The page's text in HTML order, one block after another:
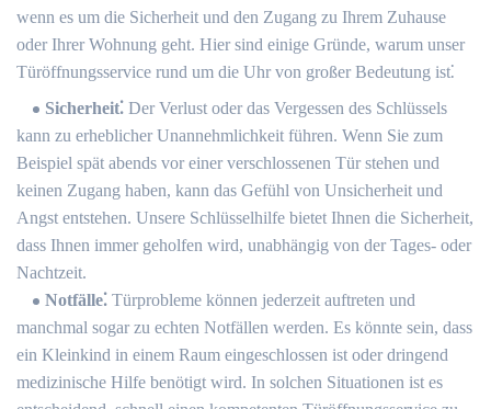
wenn es um die Sicherheit und den Zugang zu Ihrem Zuhause
oder Ihrer Wohnung geht. Hier sind einige Gründe, warum unser
Türöffnungsservice rund um die Uhr von großer Bedeutung ist⁚
Sicherheit⁚ Der Verlust oder das Vergessen des Schlüssels
kann zu erheblicher Unannehmlichkeit führen.​ Wenn Sie zum
Beispiel spät abends vor einer verschlossenen Tür stehen und
keinen Zugang haben, kann das Gefühl von Unsicherheit und
Angst entstehen.​ Unsere Schlüsselhilfe bietet Ihnen die Sicherheit,
dass Ihnen immer geholfen wird, unabhängig von der Tages- oder
Nachtzeit.
Notfälle⁚ Türprobleme können jederzeit auftreten und
manchmal sogar zu echten Notfällen werden.​ Es könnte sein, dass
ein Kleinkind in einem Raum eingeschlossen ist oder dringend
medizinische Hilfe benötigt wird.​ In solchen Situationen ist es